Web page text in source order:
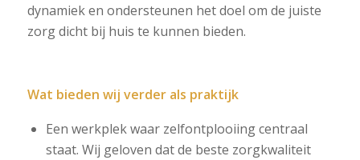
dynamiek en ondersteunen het doel om de juiste
zorg dicht bij huis te kunnen bieden.
Wat bieden wij verder als praktijk
Een werkplek waar zelfontplooiing centraal
staat. Wij geloven dat de beste zorgkwaliteit